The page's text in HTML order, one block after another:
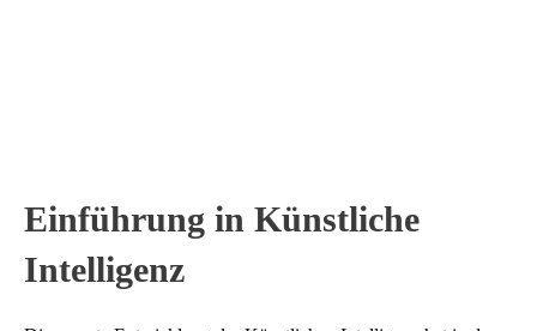
Einführung in Künstliche
Intelligenz